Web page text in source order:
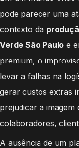
pode parecer uma
contexto da
Verde São Paulo e
premium, o
levar a falhas na
gerar custos extras
prejudicar a imagem
colaboradores,
A ausência de um